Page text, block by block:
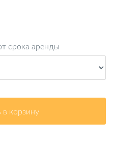
срока аренды
корзину